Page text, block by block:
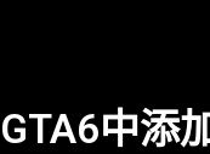
GTA6中添